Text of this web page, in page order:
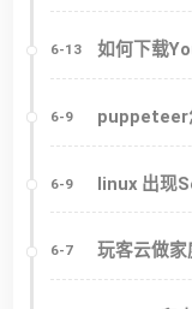
6-13 如何下载
6-9 puppeteer
6-9 linux 出现
6-7 玩客云做